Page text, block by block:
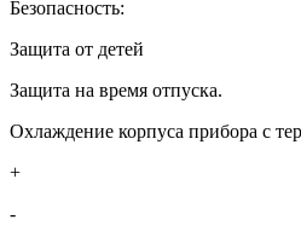
Безопасность:
Защита от детей
Защита на время отпуска.
Охлаждение корпуса прибора с
+
-